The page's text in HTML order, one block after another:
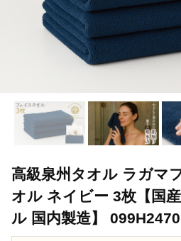
高級泉州タオル ラガマ
オル ネイビー 3枚【国
ル 国内製造】 099H2470